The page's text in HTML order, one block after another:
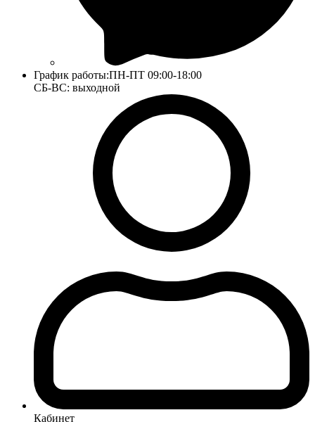
График работы:ПН-ПТ 09:00-18:00
СБ-ВС: выходной
Кабинет